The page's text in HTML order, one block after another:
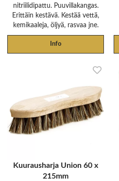
nitriilidipattu. Puuvillakangas.
Erittäin kestävä. Kestää vettä,
kemikaaleja, öljyä, rasvaa jne.
Info
Kuurausharja Union 60 x
215mm